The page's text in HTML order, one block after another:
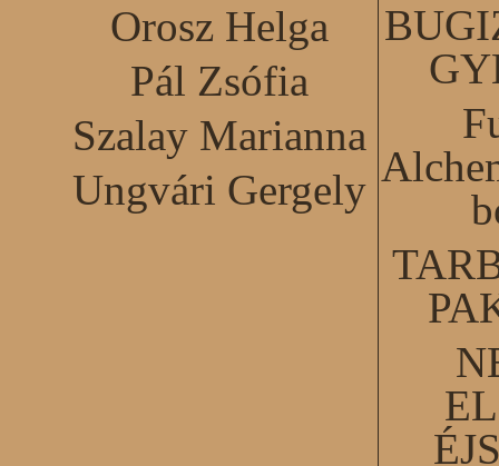
Orosz Helga
Pál Zsófia
Szalay Marianna
Ungvári Gergely